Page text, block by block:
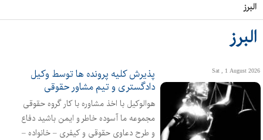
البرز
البرز
Sat , 1 August 2026
پذیرش کلیه پرونده ها توسط وکیل
دادگستری و تیم مشاور حقوقی
هوالوکیل با اخذ مشاوره با کار گروه حقوقی
مجموعه ما آسوده خاطر و ایمن باشید دفاع
و طرح دعاوی حقوقی و کیفری – خانواده –